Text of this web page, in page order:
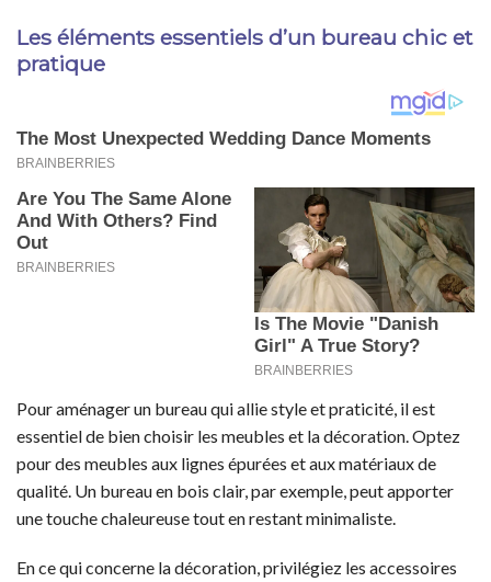
Les éléments essentiels d’un bureau chic et
pratique
Pour aménager un bureau qui allie style et praticité, il est
essentiel de bien choisir les meubles et la décoration. Optez
pour des meubles aux lignes épurées et aux matériaux de
qualité. Un bureau en bois clair, par exemple, peut apporter
une touche chaleureuse tout en restant minimaliste.
En ce qui concerne la décoration, privilégiez les accessoires